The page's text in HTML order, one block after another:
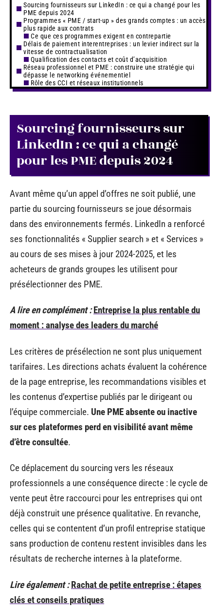
Sourcing fournisseurs sur LinkedIn : ce qui a changé pour les
PME depuis 2024
Programmes « PME / start-up » des grands comptes : un accès
plus rapide aux contrats
Ce que ces programmes exigent en contrepartie
Délais de paiement interentreprises : un levier indirect sur la
vitesse de contractualisation
Qualification des contacts et coût d’acquisition
Réseau professionnel et PME : construire une stratégie qui
dépasse le networking événementiel
Rôle des CCI et réseaux institutionnels
Sourcing fournisseurs sur
LinkedIn : ce qui a changé
pour les PME depuis 2024
Avant même qu’un appel d’offres ne soit publié, une
partie du sourcing fournisseurs se joue désormais
dans des environnements fermés. LinkedIn a renforcé
ses fonctionnalités « Supplier search » et « Services »
au cours de ses mises à jour 2024-2025, et les
acheteurs de grands groupes les utilisent pour
présélectionner des PME.
A lire en complément : Entreprise la plus rentable du
moment : analyse des leaders du marché
Les critères de présélection ne sont plus uniquement
tarifaires. Les directions achats évaluent la cohérence
de la page entreprise, les recommandations visibles et
les contenus d’expertise publiés par le dirigeant ou
l’équipe commerciale. Une PME absente ou inactive
sur ces plateformes perd en visibilité avant même
d’être consultée.
Ce déplacement du sourcing vers les réseaux
professionnels a une conséquence directe : le cycle de
vente peut être raccourci pour les entreprises qui ont
déjà construit une présence qualitative. En revanche,
celles qui se contentent d’un profil entreprise statique
sans production de contenu restent invisibles dans les
résultats de recherche internes à la plateforme.
Lire également : Rachat de petite entreprise : étapes
clés et conseils pratiques